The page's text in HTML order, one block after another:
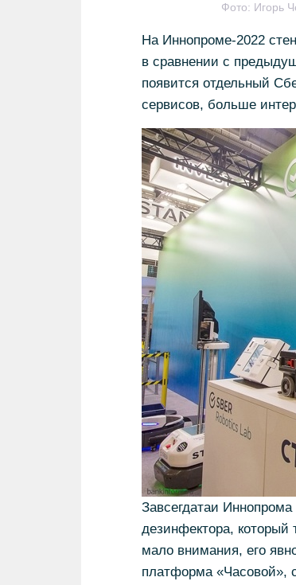
Фото: Игорь
На Иннопроме-2022
в сравнении с
появится отдельный
сервисов, больше
Завсегдатаи
дезинфектора, который
мало внимания, его
платформа «Часовой»,